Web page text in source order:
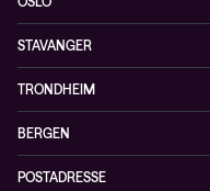
0185 Oslo
Norge
STAVANGER
4020 Stavanger
Norge
TRONDHEIM
7069 Trondheim
Norge
BERGEN
POSTADRESSE